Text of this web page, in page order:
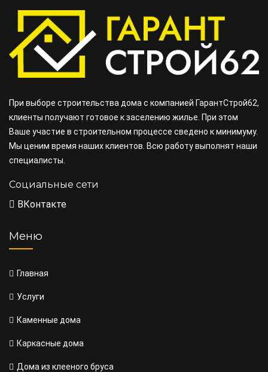
При выборе строительства дома с компанией ГарантСтрой62,
клиенты получают готовое к заселению жилье. При этом
Ваше участие в строительном процессе сведено к минимуму.
Мы ценим время наших клиентов. Всю работу выполнят наши
специалисты.
Социальные сети
ВКонтакте
Меню
Главная
Услуги
Каменные дома
Каркасные дома
Дома из клееного бруса